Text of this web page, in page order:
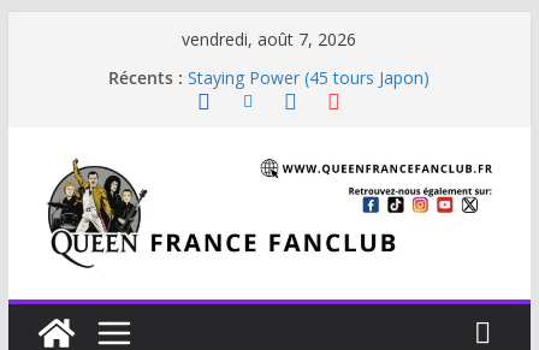
vendredi, août 7, 2026
Récents : Staying Power (45 tours Japon)
The Invisible Man
Beautiful Dreams